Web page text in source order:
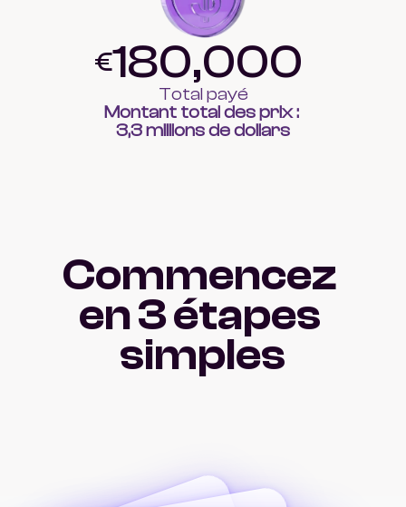
€180,000
Total payé
Montant total des prix :
3,3 millions de dollars
Commencez
en 3 étapes
simples